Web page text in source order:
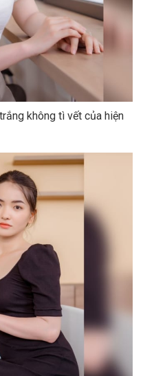
không tì vết của hiện